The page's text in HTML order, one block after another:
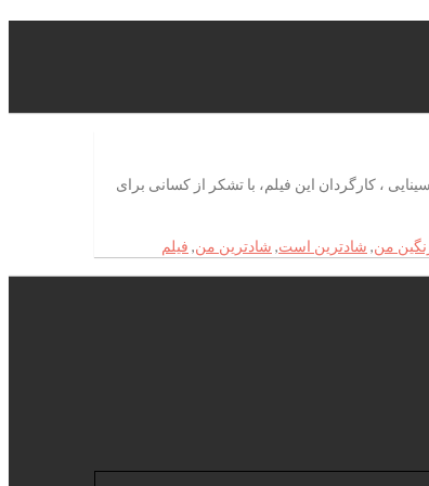
رنگین» دوشنبه 7 دی‌ماه در موزه سینما برگزار شد.خسرو سینایی ، کارگردان این فیلم، با تشکر از کسانی برای
من, شادترین است, شادترین من, فیلم